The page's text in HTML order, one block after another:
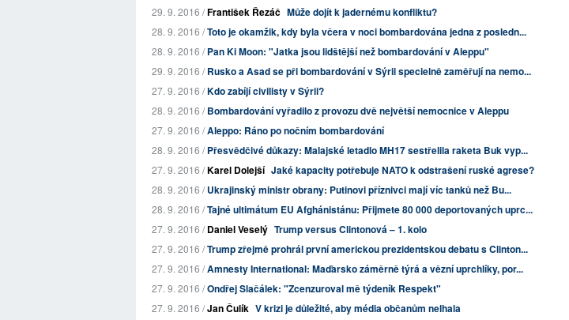
29. 9. 2016 /František Řezáč Může dojít k jadernému konfliktu?
28. 9. 2016 /Toto je okamžik, kdy byla včera v noci bombardována jedna z posledn...
28. 9. 2016 /Pan Ki Moon: "Jatka jsou lidštější než bombardování v Aleppu"
29. 9. 2016 /Rusko a Asad se při bombardování v Sýrii specielně zaměřují na nemo...
27. 9. 2016 /Kdo zabíjí civilisty v Sýrii?
28. 9. 2016 /Bombardování vyřadilo z provozu dvě největší nemocnice v Aleppu
27. 9. 2016 /Aleppo: Ráno po nočním bombardování
28. 9. 2016 /Přesvědčivé důkazy: Malajské letadlo MH17 sestřelila raketa Buk vyp...
27. 9. 2016 /Karel Dolejší Jaké kapacity potřebuje NATO k odstrašení ruské agrese?
28. 9. 2016 /Ukrajinský ministr obrany: Putinovi příznivci mají víc tanků než Bu...
28. 9. 2016 /Tajné ultimátum EU Afghánistánu: Přijmete 80 000 deportovaných uprc...
27. 9. 2016 /Daniel Veselý Trump versus Clintonová – 1. kolo
27. 9. 2016 /Trump zřejmě prohrál první americkou prezidentskou debatu s Clinton...
27. 9. 2016 /Amnesty International: Maďarsko záměrně týrá a vězní uprchlíky, por...
27. 9. 2016 /Ondřej Slačálek: "Zcenzuroval mě týdeník Respekt"
27. 9. 2016 /Jan Čulík V krizi je důležité, aby média občanům nelhala